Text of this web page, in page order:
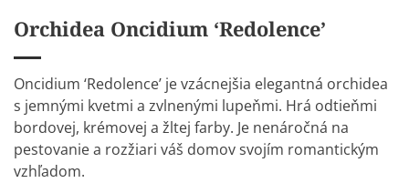
Orchidea Oncidium ‘Redolence’
Oncidium ‘Redolence’ je vzácnejšia elegantná orchidea
s jemnými kvetmi a zvlnenými lupeňmi. Hrá odtieňmi
bordovej, krémovej a žltej farby. Je nenáročná na
pestovanie a rozžiari váš domov svojím romantickým
vzhľadom.